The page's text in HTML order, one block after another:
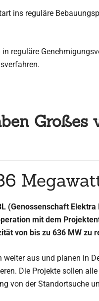
ins reguläre
reguläre
Großes
(Genossenschaft
mit dem
von bis zu 636 MW zu
weiter aus und planen in
Die Projekte sollen
von der Standortsuche